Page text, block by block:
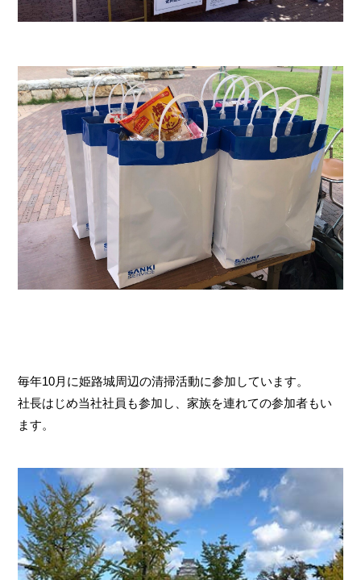
毎年10月に姫路城周辺の清掃活動に参加しています。
社長はじめ当社社員も参加し、家族を連れての参加者もい
ます。